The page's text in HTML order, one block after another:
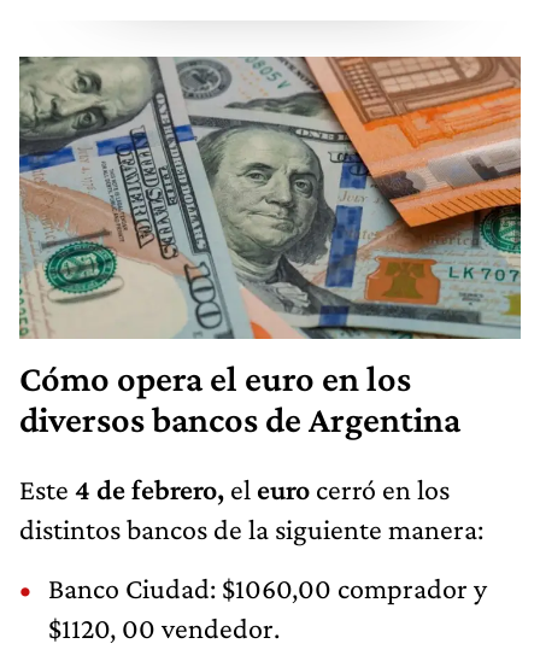
Cómo opera el euro en los
diversos bancos de Argentina
Este 4 de febrero, el euro cerró en los
distintos bancos de la siguiente manera:
Banco Ciudad: $1060,00 comprador y
$1120, 00 vendedor.